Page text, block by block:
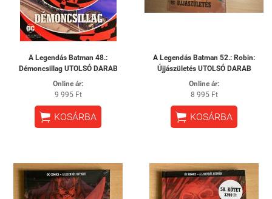
A Legendás Batman 48.:
Démoncsillag UTOLSÓ DARAB
Online ár:
9 995 Ft
 KOSÁRBA
A Legendás Batman 52.: Robin:
Újjászületés UTOLSÓ DARAB
Online ár:
8 995 Ft
 KOSÁRBA